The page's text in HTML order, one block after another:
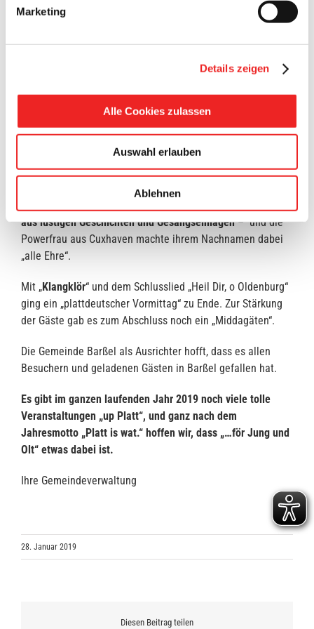
Marketing
Details zeigen
Alle Cookies zulassen
Auswahl erlauben
Ablehnen
jeweiligen Ausrichter dazu. Darauf folgte das
Grußwort von
Stefan Schute, dem Präsidenten des Heimatbundes für das
Oldenburger Münsterland.
sorgte zwischendurch mit „Rolling
Seemannslieder zum Besten.
AlsHöhepunkt der Veranstaltungdarf wohl derAuftritt von
Sandra Keck vom Ohnsorg Theater Hamburg
werden. „De Theaterdeern“ brachte mit viel Witz und Esprit
das Publikum zum Lachen und sorgte für ausgelassene
aus lustigen Geschichten und Gesangseinlagen– und die
Powerfrau aus Cuxhaven machte ihrem Nachnamen dabei
„alle Ehre“.
Mit „Klangklör“ und dem Schlusslied „Heil Dir, o Oldenburg“
ging ein „plattdeutscher Vormittag“ zu Ende. Zur Stärkung
der Gäste gab es zum Abschluss noch ein „Middagäten“.
Die Gemeinde Barßel als Ausrichter hofft, dass es allen
Besuchern und geladenen Gästen in Barßel gefallen hat.
Es gibt im ganzen laufenden Jahr 2019 noch viele tolle
Veranstaltungen „up Platt“, und ganz nach dem
Jahresmotto „Platt is wat.“ hoffen wir, dass „…för Jung und
Olt“ etwas dabei ist.
Ihre Gemeindeverwaltung
28. Januar 2019
Diesen Beitrag teilen